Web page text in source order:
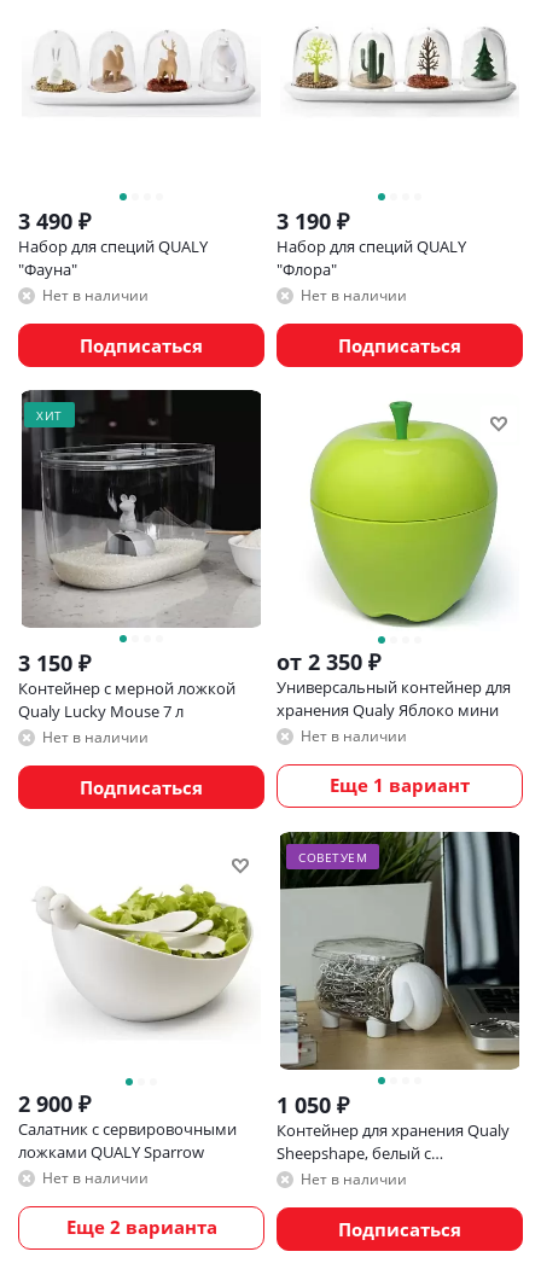
3 490 ₽
Набор для специй QUALY
"Фауна"
Нет в наличии
Подписаться
3 190 ₽
Набор для специй QUALY
"Флора"
Нет в наличии
Подписаться
ХИТ
3 150 ₽
Контейнер с мерной ложкой
Qualy Lucky Mouse 7 л
Нет в наличии
Подписаться
от 2 350 ₽
Универсальный контейнер для
хранения Qualy Яблоко мини
Нет в наличии
Еще 1 вариант
2 900 ₽
Салатник с сервировочными
ложками QUALY Sparrow
Нет в наличии
Еще 2 варианта
СОВЕТУЕМ
1 050 ₽
Контейнер для хранения Qualy
Sheepshape, белый с
прозрачной крышкой
Нет в наличии
Подписаться